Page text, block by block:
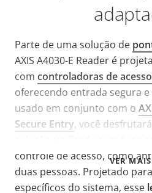
VER MAIS
Parte de uma solução de
AXIS A4030-E Reader é
com controladoras de acesso
oferecendo entrada segura
usado em conjunto com o
Secure Entry, você
controle de acesso, como
duas pessoas. Projetado
específicos do sistema, esse